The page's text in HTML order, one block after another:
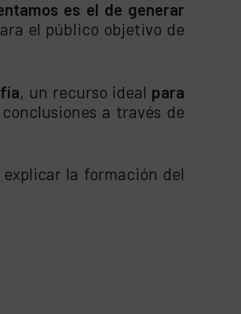
es el de generar
el público objetivo de
, un recurso ideal para
a través de
explicar la formación del